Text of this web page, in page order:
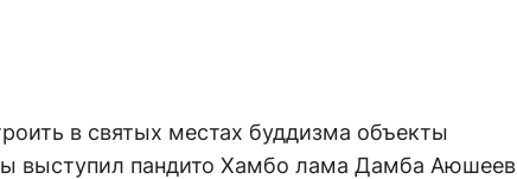
в святых местах буддизма объекты
выступил пандито Хамбо лама Дамба Аюшеев